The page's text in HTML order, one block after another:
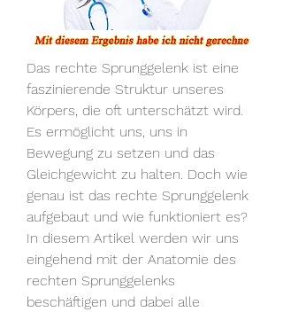
Das rechte Sprunggelenk ist eine
faszinierende Struktur unseres
Körpers, die oft unterschätzt wird.
Es ermöglicht uns, uns in
Bewegung zu setzen und das
Gleichgewicht zu halten. Doch wie
genau ist das rechte Sprunggelenk
aufgebaut und wie funktioniert es?
In diesem Artikel werden wir uns
eingehend mit der Anatomie des
rechten Sprunggelenks
beschäftigen und dabei alle